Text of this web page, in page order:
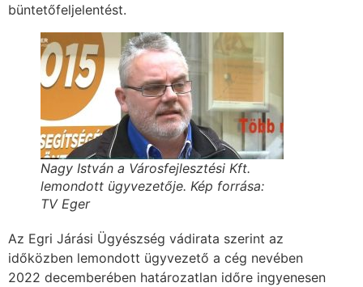
büntetőfeljelentést.
Nagy István a Városfejlesztési Kft.
lemondott ügyvezetője. Kép forrása:
TV Eger
Az Egri Járási Ügyészség vádirata szerint az
időközben lemondott ügyvezető a cég nevében
2022 decemberében határozatlan időre ingyenesen